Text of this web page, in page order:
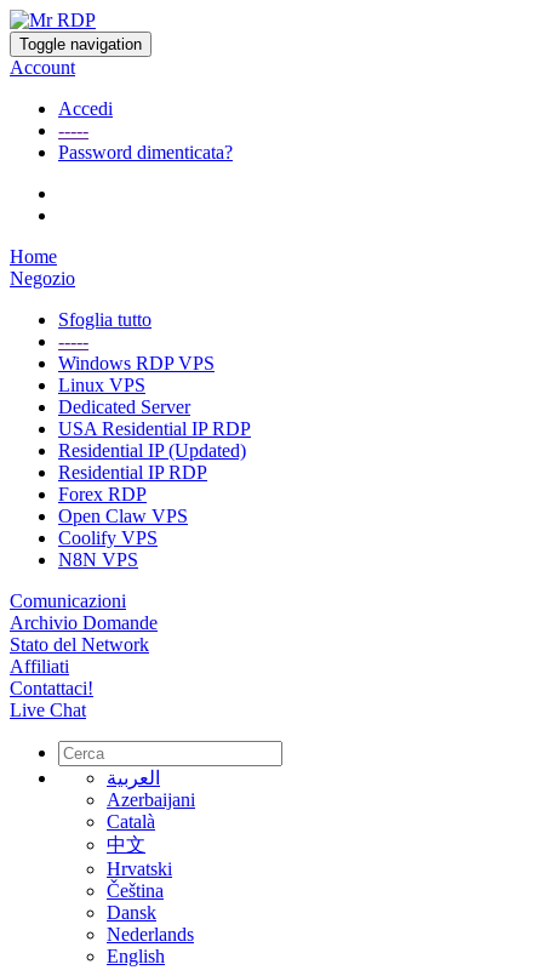
Toggle navigation
Account
Accedi
-----
Password dimenticata?
Home
Negozio
Sfoglia tutto
-----
Windows RDP VPS
Linux VPS
Dedicated Server
USA Residential IP RDP
Residential IP (Updated)
Residential IP RDP
Forex RDP
Open Claw VPS
Coolify VPS
N8N VPS
Comunicazioni
Archivio Domande
Stato del Network
Affiliati
Contattaci!
Live Chat
العربية
Azerbaijani
Català
中文
Hrvatski
Čeština
Dansk
Nederlands
English